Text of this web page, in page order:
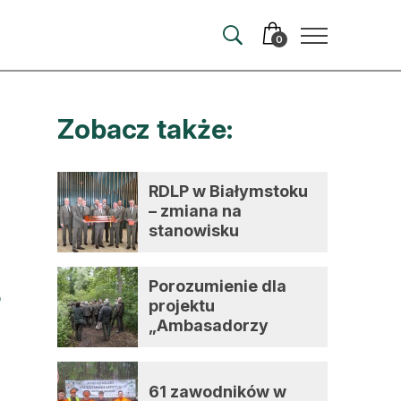
0
autorem
Zobacz także:
RDLP w Białymstoku
– zmiana na
stanowisku
Porozumienie dla
projektu
„Ambasadorzy
61 zawodników w